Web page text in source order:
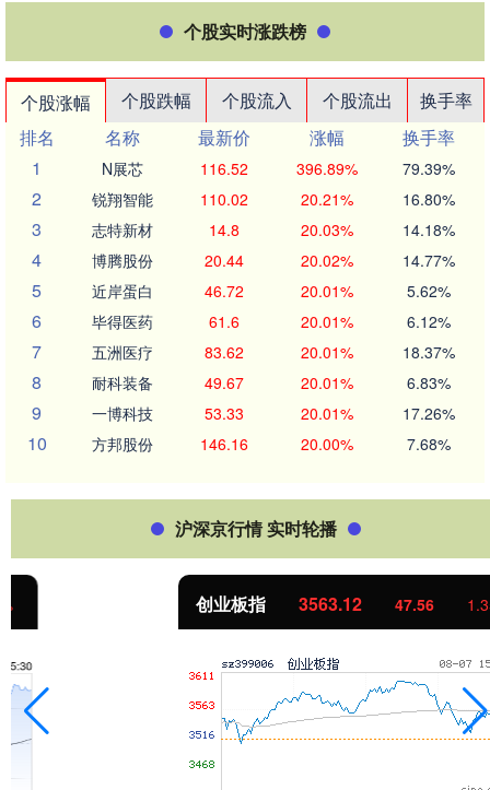
个股实时涨跌榜
个股涨幅 个股跌幅 个股流入 个股流出
换手率
排名
名称 最新价 涨幅
换手率
1
N展芯 116.52 396.89% 79.39%
2 锐翔智能 110.02 20.21% 16.80%
3 志特新材 14.8 20.03% 14.18%
4 博腾股份 20.44 20.02% 14.77%
5 近岸蛋白 46.72 20.01% 5.62%
6 毕得医药 61.6 20.01% 6.12%
7 五洲医疗 83.62 20.01% 18.37%
8 耐科装备 49.67 20.01% 6.83%
9 一博科技 53.33 20.01% 17.26%
10 方邦股份 146.16 20.00% 7.68%
沪深京行情 实时轮播
3563.12 47.56 1.35%